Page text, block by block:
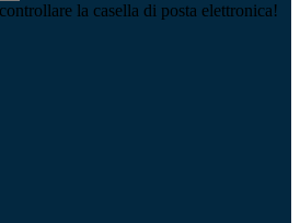
la casella di posta elettronica!